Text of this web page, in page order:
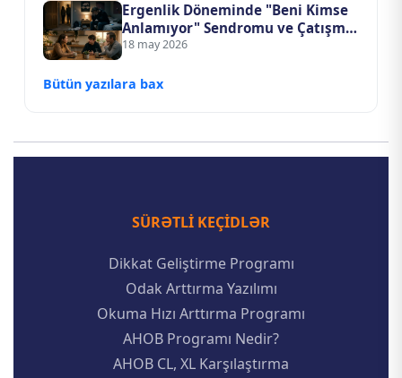
Ergenlik Döneminde "Beni Kimse
Anlamıyor" Sendromu ve Çatışma
Çözme Yöntemleri
18 may 2026
Bütün yazılara bax
SÜRƏTLI KEÇIDLƏR
Dikkat Geliştirme Programı
Odak Arttırma Yazılımı
Okuma Hızı Arttırma Programı
AHOB Programı Nedir?
AHOB CL, XL Karşılaştırma